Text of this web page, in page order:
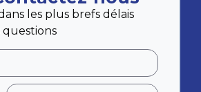
les plus brefs délais